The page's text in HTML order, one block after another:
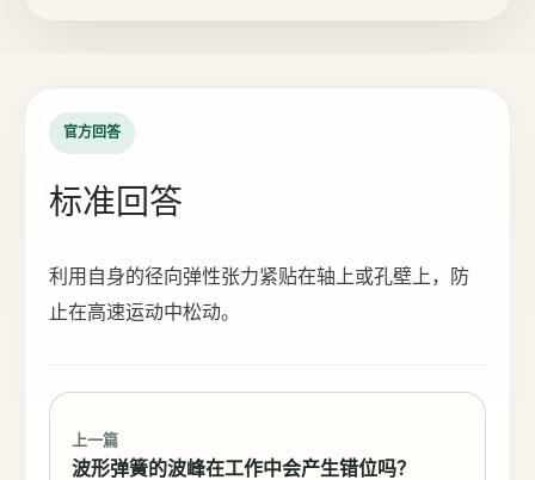
官方回答
标准回答
利用自身的径向弹性张力紧贴在轴上或孔壁上，防
止在高速运动中松动。
上一篇
波形弹簧的波峰在工作中会产生错位吗？